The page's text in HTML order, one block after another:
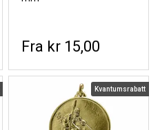
kr 15,00
Kvantumsrabatt